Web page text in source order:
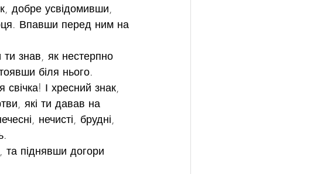
добре усвідомивши,
Впавши перед ним на
знав, як нестерпно
біля нього.
І хресний знак,
які ти давав на
нечисті, брудні,
та піднявши догори